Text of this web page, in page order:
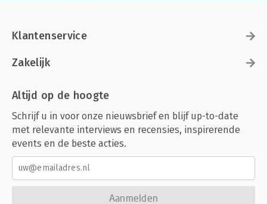
Klantenservice
Zakelijk
Altijd op de hoogte
Schrijf u in voor onze nieuwsbrief en blijf up-to-date
met relevante interviews en recensies, inspirerende
events en de beste acties.
Aanmelden